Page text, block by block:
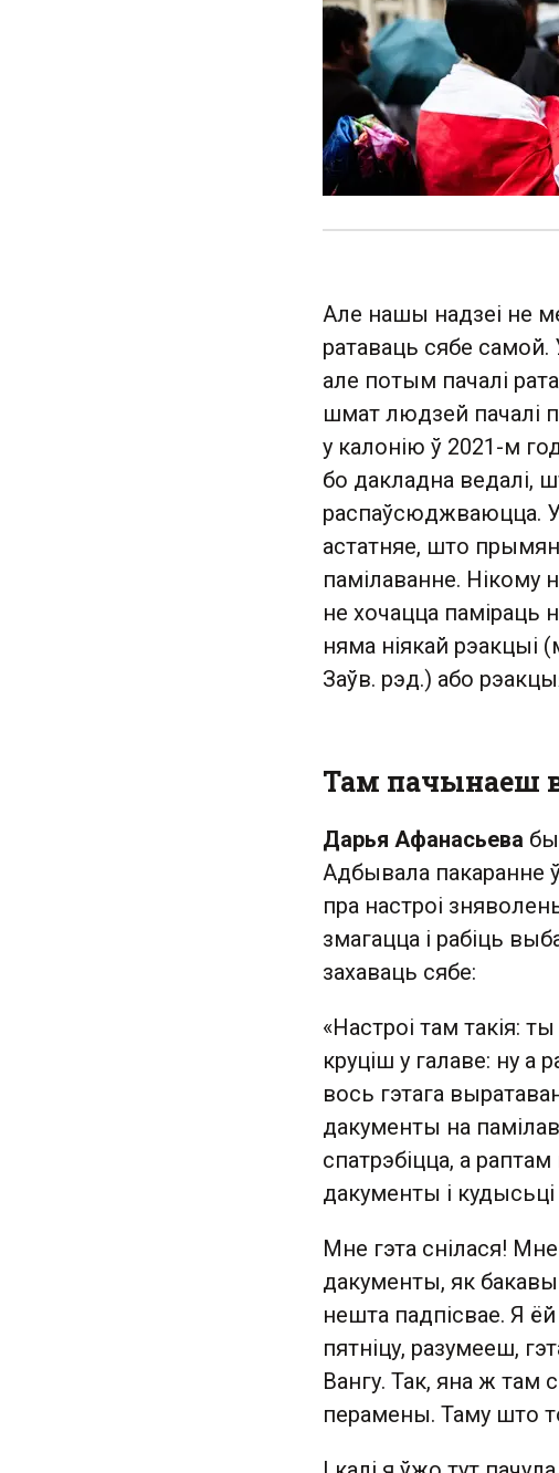
Але нашы надзеі не
ратаваць сябе самой.
але потым пачалі
шмат людзей пачалі
у калонію ў 2021-м
бо дакладна ведалі,
распаўсюджваюцца.
астатняе, што
памілаванне. Нікому
не хочацца паміраць
няма ніякай рэакцыі
Заўв. рэд.) або
Там пачынаеш
Дарья Афанасьева
Адбывала пакаранне
пра настроі
змагацца і рабіць
захаваць сябе:
«Настроі там такія:
круціш у галаве: ну
вось гэтага
дакументы на
спатрэбіцца, а
дакументы і кудысьці
Мне гэта снілася!
дакументы, як
нешта падпісвае. Я
пятніцу, разумееш,
Вангу. Так, яна ж там
перамены. Таму што